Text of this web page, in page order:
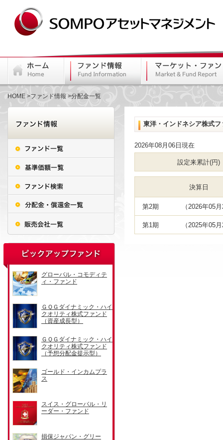
HOME ファンド情報 分配金一覧
東洋・インドネシア株式
2026年08月06日現在
設定来累計(円)
決算日
第2期 （2026年05
第1期 （2025年05